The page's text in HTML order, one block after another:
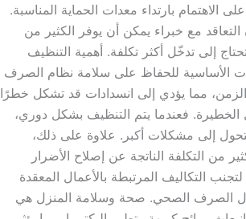
الاهتمام بارتداء معدات الحماية المناسبة.
مع خبراء يمكن أن يوفر الكثير من
إلى تدخّل أكثر تكلفة. أهمية التنظيف
الأساسية للحفاظ على سلامة نظام الصرف
مما يؤدي إلى انسدادات قد تشكل خطرًا
الخطيرة. فعندما يتم التنظيف بشكل دوري،
إلى مشكلات أكبر. علاوة على ذلك،
من التكلفة الناتجة عن إصلاح الأضرار
التكاليف المرتبطة بالأعمال المعقدة
الصرف الصحي. صحة وسلامة المنزل هي